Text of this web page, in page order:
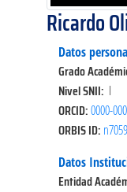
Ricardo
Datos
Grado
Nivel SNII: I
ORCID:0000-
ORBIS ID:
Datos
Entidad